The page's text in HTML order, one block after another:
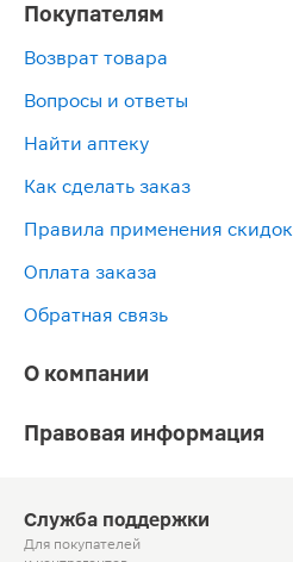
Покупателям
Возврат товара
Вопросы и ответы
Найти аптеку
Как сделать заказ
Правила применения скидок
Оплата заказа
Обратная связь
О компании
Правовая информация
Служба поддержки
Для покупателей